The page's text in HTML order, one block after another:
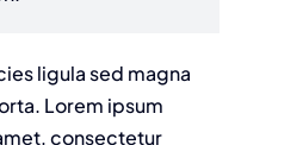
ligula sed magna
Lorem ipsum
consectetur